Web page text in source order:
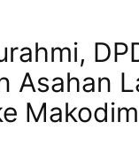
Asahan
Makodim